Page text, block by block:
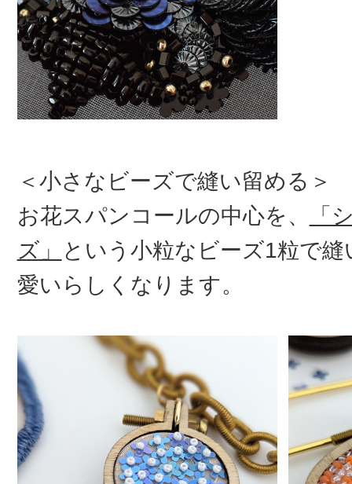
＜小さなビーズで縫い留める＞
お花スパンコールの中心を、
「
ズ」
という小粒なビーズ1粒で
愛いらしくなります。